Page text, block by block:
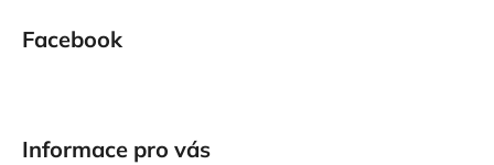
Facebook
Informace pro vás